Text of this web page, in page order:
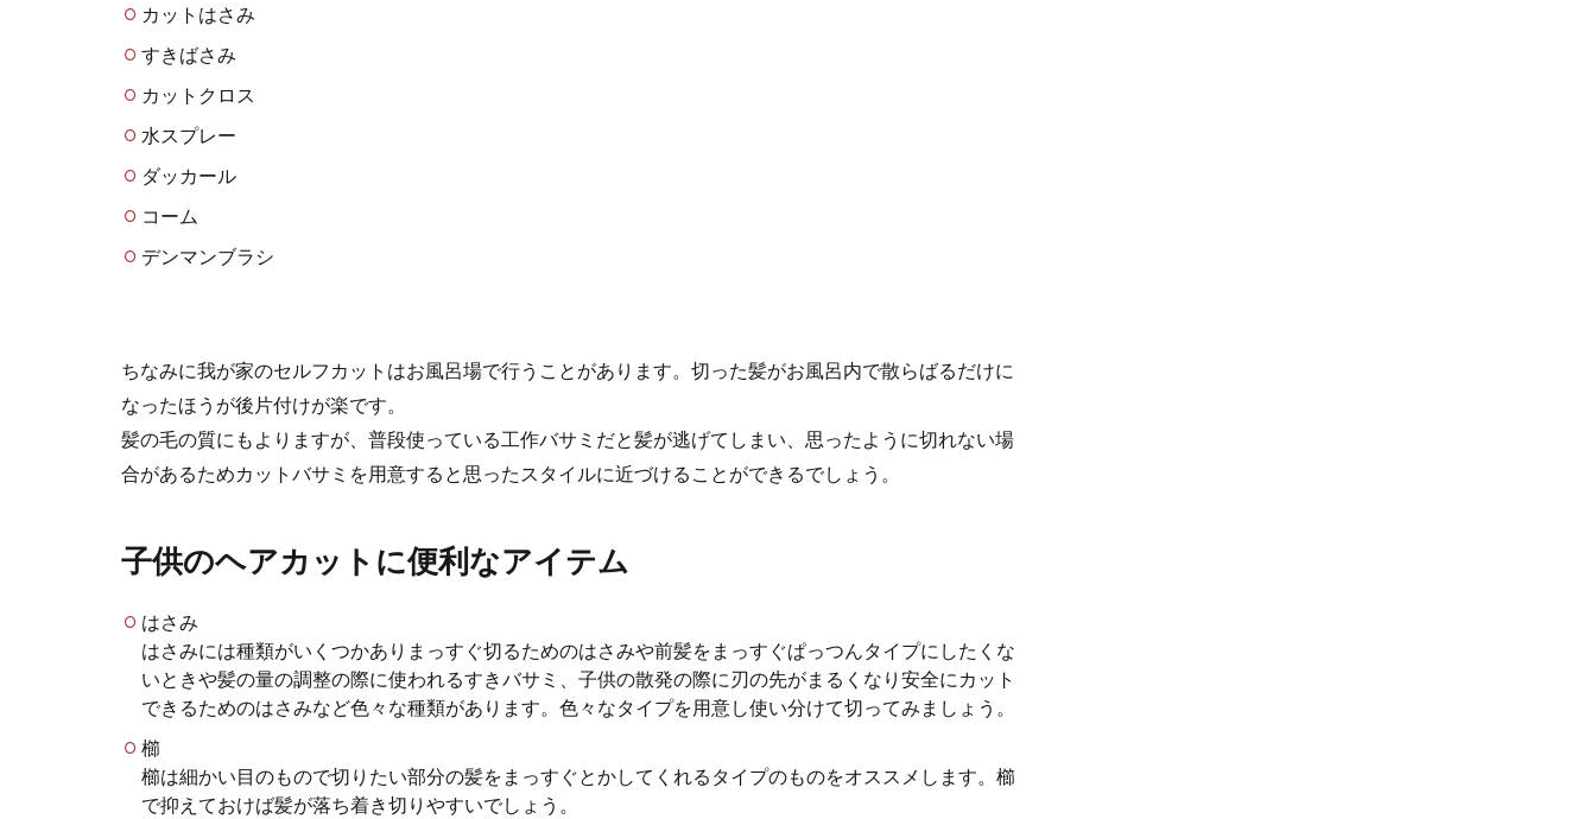
ま放置すること...
柴犬が洋服を嫌がる理由や慣れさせるためのコツと注意点
嫌がる犬は多い...
犬を風呂好きにさせるためのコツとは？飼い主にできること
カットはさみ
すきばさみ
カットクロス
水スプレー
ダッカール
コーム
デンマンブラシ
ちなみに我が家のセルフカットはお風呂場で行うことがあります。切った髪がお風呂内で散らばるだけに
なったほうが後片付けが楽です。
髪の毛の質にもよりますが、普段使っている工作バサミだと髪が逃げてしまい、思ったように切れない場
合があるためカットバサミを用意すると思ったスタイルに近づけることができるでしょう。
子供のヘアカットに便利なアイテム
はさみ
はさみには種類がいくつかありまっすぐ切るためのはさみや前髪をまっすぐぱっつんタイプにしたくな
いときや髪の量の調整の際に使われるすきバサミ、子供の散発の際に刃の先がまるくなり安全にカット
できるためのはさみなど色々な種類があります。色々なタイプを用意し使い分けて切ってみましょう。
櫛
櫛は細かい目のもので切りたい部分の髪をまっすぐとかしてくれるタイプのものをオススメします。櫛
で抑えておけば髪が落ち着き切りやすいでしょう。